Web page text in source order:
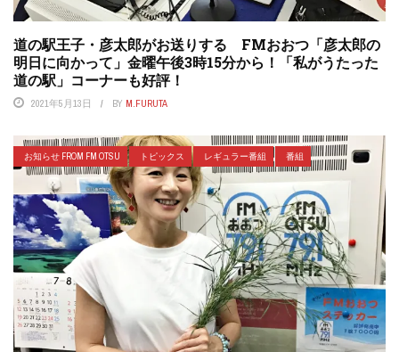
道の駅王子・彦太郎がお送りする FMおおつ「彦太郎の
明日に向かって」金曜午後3時15分から！「私がうたった
道の駅」コーナーも好評！
2021年5月13日 BY M.FURUTA
お知らせ FROM FM OTSU トピックス レギュラー番組 番組